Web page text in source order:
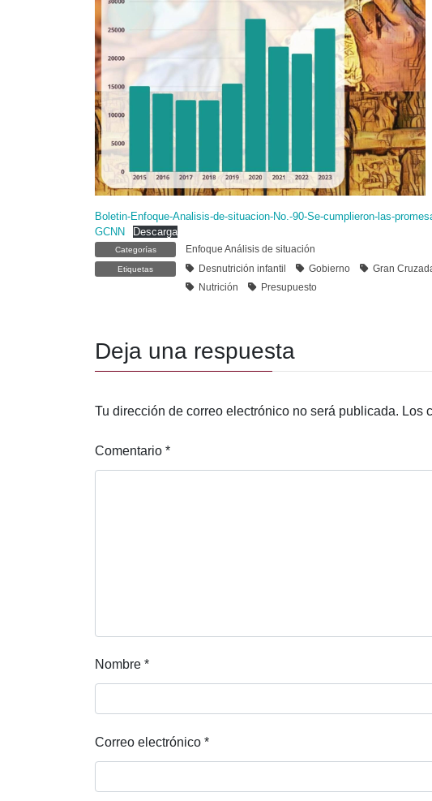
Boletin-Enfoque-Analisis-de-situacion-No.-90-Se-cumplieron-las-
GCNN
Descarga
Categorías Enfoque Análisis de situación
Etiquetas Desnutrición infantil Gobierno Gran
Nutrición
Presupuesto
Deja una respuesta
Tu dirección de correo electrónico no será publicada. Los
Comentario *
Nombre *
Correo electrónico *